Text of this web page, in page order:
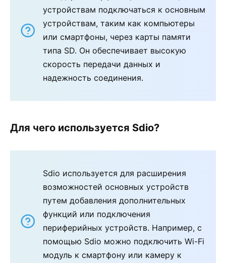
устройствам подключаться к основным
устройствам, таким как компьютеры
или смартфоны, через карты памяти
типа SD. Он обеспечивает высокую
скорость передачи данных и
надежность соединения.
Для чего используется Sdio?
Sdio используется для расширения
возможностей основных устройств
путем добавления дополнительных
функций или подключения
периферийных устройств. Например, с
помощью Sdio можно подключить Wi-Fi
модуль к смартфону или камеру к